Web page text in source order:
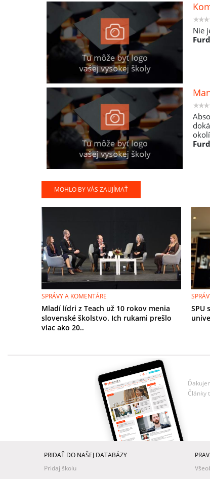
Nie
MOHLO BY VÁS ZAUJÍMAŤ
SPRÁVY A KOMENTÁRE
Mladí lídri z Teach už 10 rokov menia
slovenské školstvo. Ich rukami prešlo
viac ako 20..
SPU
Články
PRIDAŤ DO NAŠEJ DATABÁZY
Pridaj školu